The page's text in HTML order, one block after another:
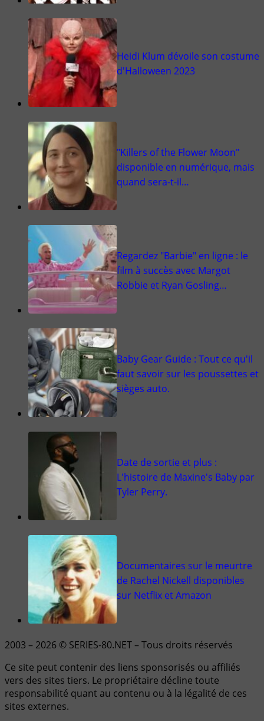
Heidi Klum dévoile son costume
d'Halloween 2023
"Killers of the Flower Moon"
disponible en numérique, mais
quand sera-t-il…
Regardez "Barbie" en ligne : le
film à succès avec Margot
Robbie et Ryan Gosling…
Baby Gear Guide : Tout ce qu'il
faut savoir sur les poussettes et
sièges auto.
Date de sortie et plus :
L'histoire de Maxine's Baby par
Tyler Perry.
Documentaires sur le meurtre
de Rachel Nickell disponibles
sur Netflix et Amazon
2003 – 2026 © SERIES-80.NET – Tous droits réservés
Ce site peut contenir des liens sponsorisés ou affiliés
vers des sites tiers. Le propriétaire décline toute
responsabilité quant au contenu ou à la légalité de ces
sites externes.